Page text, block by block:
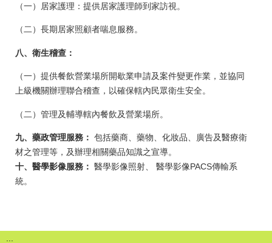
（一）居家護理：提供居家護理師到家訪視。
（二）長期居家照顧者喘息服務。
八、衛生稽查：
（一）提供餐飲營業場所開歇業申請及案件變更作業，並協同
上級機關辦理聯合稽查，以確保轄內民眾衛生安全。
（二）管理及輔導轄內餐飲及營業場所。
九、藥政管理服務： 包括藥商、藥物、化妝品、廣告及醫療衛
材之管理等，及辦理相關藥品知識之宣導。
十、醫學影像服務： 醫學影像照射、 醫學影像PACS傳輸系
統。